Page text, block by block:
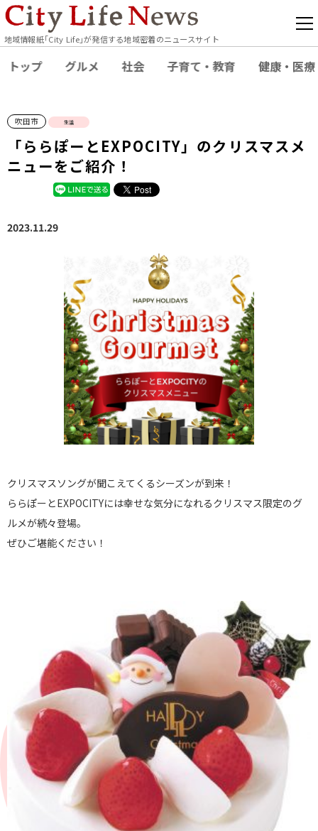
地域情報紙｢City Life｣が発信する地域密着のニュースサイト
トップ グルメ 社会 子育て・教育 健康・医療
吹田市 生活
「ららぽーとEXPOCITY」のクリスマスメ
ニューをご紹介！
2023.11.29
クリスマスソングが聞こえてくるシーズンが到来！
ららぽーとEXPOCITYには幸せな気分になれるクリスマス限定のグ
ルメが続々登場。
ぜひご堪能ください！